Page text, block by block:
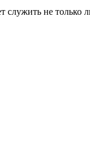
служить не